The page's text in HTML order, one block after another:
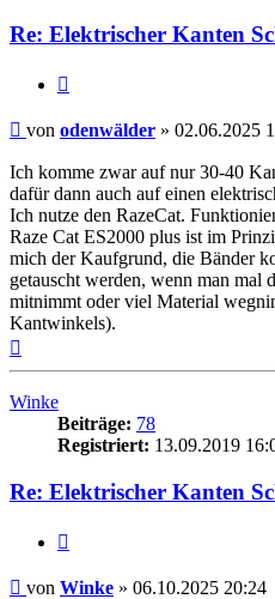
Re: Elektrischer Kanten
Beitrag
von odenwälder » 02.06.2025
Ich komme zwar auf nur 30-40
dafür dann auch auf einen
Ich nutze den RazeCat.
Raze Cat ES2000 plus ist im
mich der Kaufgrund, die Bänder
getauscht werden, wenn man mal
mitnimmt oder viel Material
Kantwinkels).
Winke
Beiträge: 78
Registriert: 13.09.2019
Re: Elektrischer Kanten
Beitrag
von Winke » 06.10.2025 20:24